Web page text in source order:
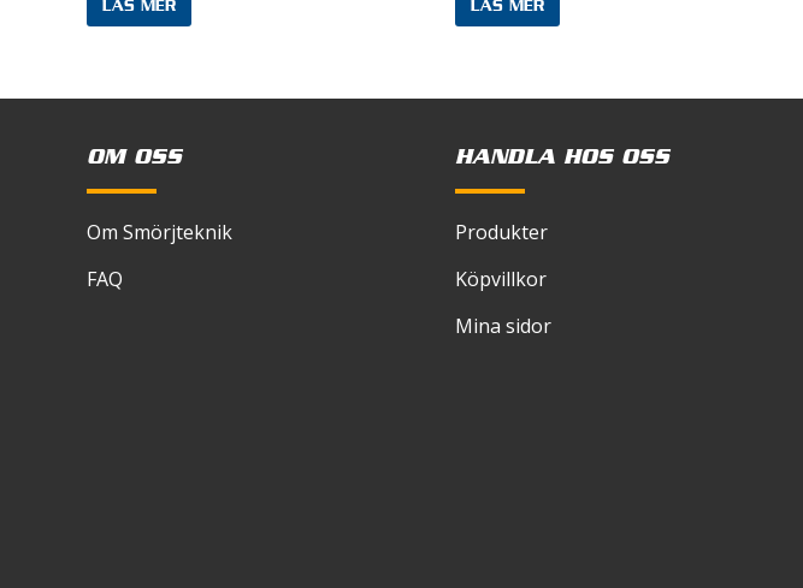
Spara mitt namn, min e-
LÄS MER LÄS MER
OM OSS
Om Smörjteknik
FAQ
HANDLA HOS OSS
Produkter
Köpvillkor
Mina sidor